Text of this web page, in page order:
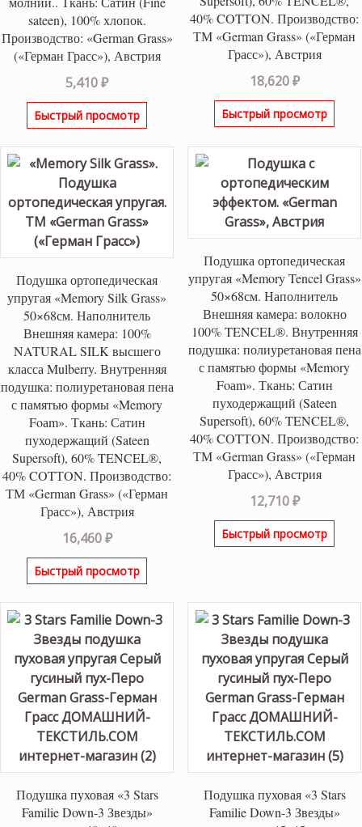
sateen), 100% хлопок.
Производство: «German Grass»
(«Герман Грасс»), Австрия
5,410₽
Быстрый просмотр
40% COTТON. Производство:
ТМ «German Grass» («Герман
Грасс»), Австрия
18,620₽
Быстрый просмотр
Подушка ортопедическая
упругая «Memory Silk Grass»
50×68см. Наполнитель
Внешняя камера: 100%
NATURAL SILK высшего
класса Mulberry. Внутренняя
подушка: полиуретановая пена
с памятью формы «Memory
Foаm». Ткань: Сатин
пуходержащий (Sateen
Supersoft), 60% TENCEL®,
40% COTТON. Производство:
ТМ «German Grass» («Герман
Грасс»), Австрия
16,460₽
Быстрый просмотр
Подушка ортопедическая
упругая «Memory Tencel Grass»
50×68см. Наполнитель
Внешняя камера: волокно
100% TENCEL®. Внутренняя
подушка: полиуретановая пена
с памятью формы «Memory
Foаm». Ткань: Сатин
пуходержащий (Sateen
Supersoft), 60% TENCEL®,
40% COTТON. Производство:
ТМ «German Grass» («Герман
Грасс»), Австрия
12,710₽
Быстрый просмотр
Подушка пуховая «3 Stars
Familie Down-3 Звезды»
Подушка пуховая «3 Stars
Familie Down-3 Звезды»